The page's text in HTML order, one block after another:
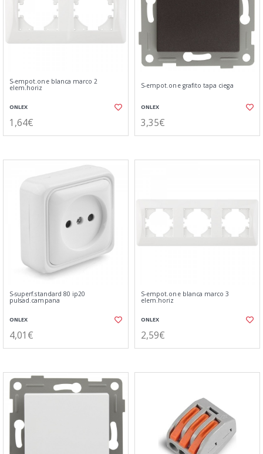
S-empot.one blanca marco 2
elem.horiz
ONLEX
1,64€
S-empot.one grafito tapa ciega
ONLEX
3,35€
S-superf.standard 80 ip20
pulsad.campana
ONLEX
4,01€
S-empot.one blanca marco 3
elem.horiz
ONLEX
2,59€